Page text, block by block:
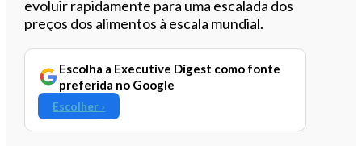
evoluir rapidamente para uma escalada dos
preços dos alimentos à escala mundial.
Escolha a Executive Digest como fonte
preferida no Google
Escolher ›